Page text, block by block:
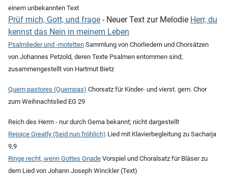
einem unbekannten Text
Prüf mich, Gott, und frage - Neuer Text zur Melodie Herr, du
kennst das Nein in meinem Leben
Psalmlieder und -motetten Sammlung von Chorliedern und Chorsätzen
von Johannes Petzold, deren Texte Psalmen entommen sind;
zusammengestellt von Hartmut Bietz
Quem pastores (Quempas) Chorsatz für Kinder- und vierst. gem. Chor
zum Weihnachtslied EG 29
Reich des Herrn - nur durch Gema bekannt; nicht dargestellt
Rejoice Greatly (Seid nun fröhlich) Lied mit Klavierbegleitung zu Sacharja
9,9
Ringe recht, wenn Gottes Gnade Vorspiel und Choralsatz für Bläser zu
dem Lied von Johann Joseph Winckler (Text)